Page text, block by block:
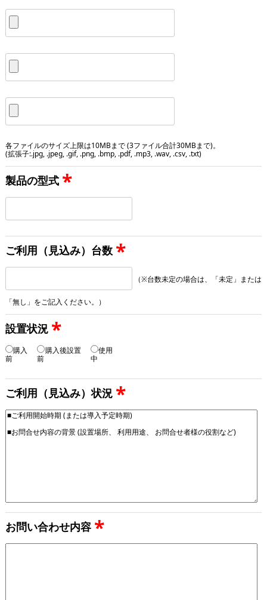
各ファイルのサイズ上限は10MBまで (3ファイル合計30MBまで)。
(拡張子:.jpg, .jpeg, .gif, .png, .bmp, .pdf, .mp3, .wav, .csv, .txt)
製品の型式 *
ご利用（見込み）台数 *
（※台数未定の場合は、「未定」または
「無し」をご記入ください。）
設置状況 *
購入
前
購入後設置
前
使用
中
ご利用（見込み）状況 *
お問い合わせ内容 *